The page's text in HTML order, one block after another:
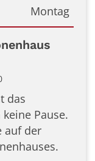
Montag
das
Pause.
auf der